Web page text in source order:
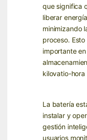
que significa
liberar
minimizando
proceso.
importante
kilovatio-hora
La batería
instalar y
gestión
usuarios